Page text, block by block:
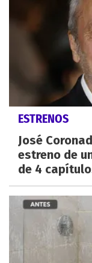
ESTRENOS
José
estreno de
de 4